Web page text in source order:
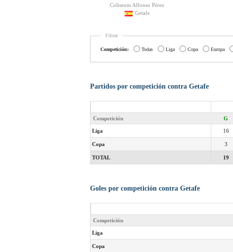
Coliseum Alfonso Pérez
Getafe
Filtrar
Competición: Todas Liga Copa Europa
Partidos por competición contra Getafe
Competición
G
Liga 16
Copa 3
TOTAL 19
Goles por competición contra Getafe
Competición
Liga
Copa